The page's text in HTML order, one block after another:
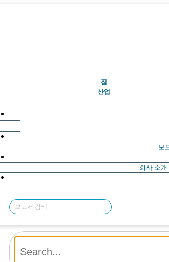
집(현재의)
산업
보
회사 소개